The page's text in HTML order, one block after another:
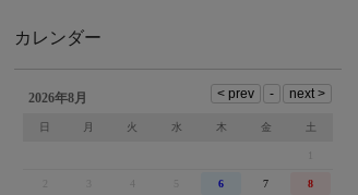
カレンダー